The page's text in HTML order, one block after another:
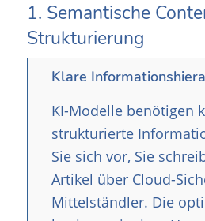
1. Semantische
Strukturierung
Klare
KI-Modelle benötigen
strukturierte
Sie sich vor, Sie
Artikel über Cloud-
Mittelständler. Die